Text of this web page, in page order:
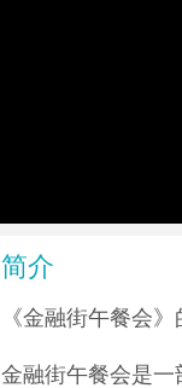
简介
《金融街午餐会
金融街午餐会是一